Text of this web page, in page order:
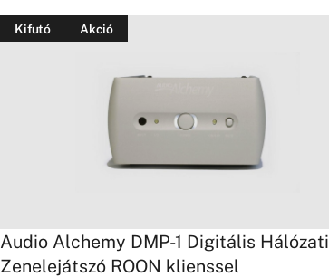
Kifutó Akció
Audio Alchemy DMP-1 Digitális Hálózati
Zenelejátszó ROON klienssel